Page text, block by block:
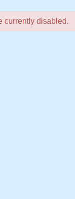
currently disabled.